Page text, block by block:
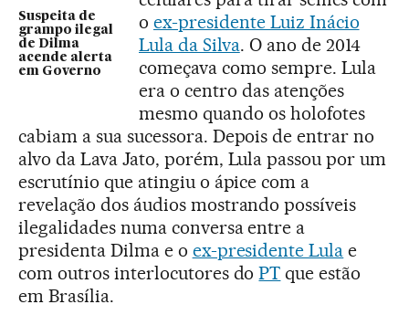
Suspeita de
grampo ilegal
de Dilma
acende alerta
em Governo
o ex-presidente Luiz Inácio
Lula da Silva. O ano de 2014
começava como sempre. Lula
era o centro das atenções
mesmo quando os holofotes
cabiam a sua sucessora. Depois de entrar no
alvo da Lava Jato, porém, Lula passou por um
escrutínio que atingiu o ápice com a
revelação dos áudios mostrando possíveis
ilegalidades numa conversa entre a
presidenta Dilma e o ex-presidente Lula e
com outros interlocutores doPT que estão
em Brasília.